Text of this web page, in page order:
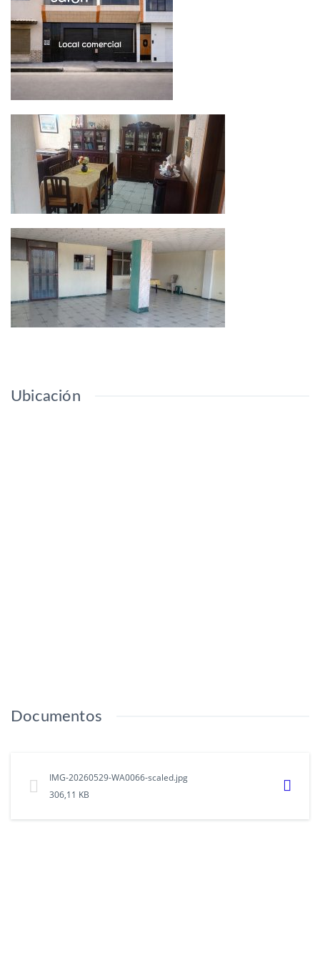
Ubicación
Documentos
IMG-20260529-WA0066-scaled.jpg
306,11 KB